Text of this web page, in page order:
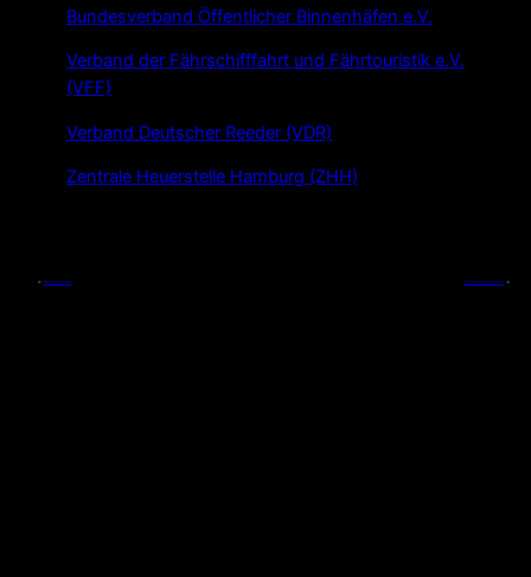
Bundesverband Öffentlicher Binnenhäfen e.V.
Verband der Fährschifffahrt und Fährtouristik e.V.
(VFF)
Verband Deutscher Reeder (VDR)
Zentrale Heuerstelle Hamburg (ZHH)
← Hotelkaufleute Hochbaufacharbeiter →